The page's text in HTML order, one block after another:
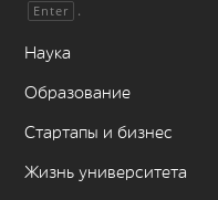
Enter .
Наука
Образование
Стартапы и бизнес
Жизнь университета